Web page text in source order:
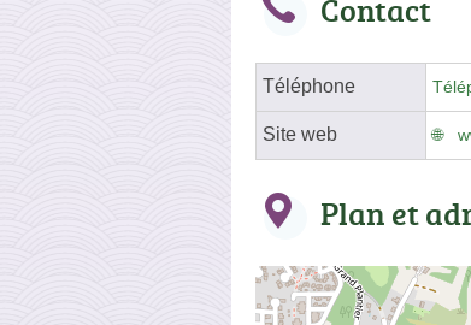
Contact
Téléphone
Site web
Plan et